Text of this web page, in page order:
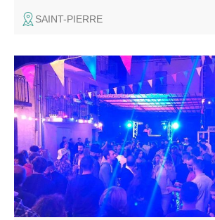
SAINT-PIERRE
C'est la Fête au village